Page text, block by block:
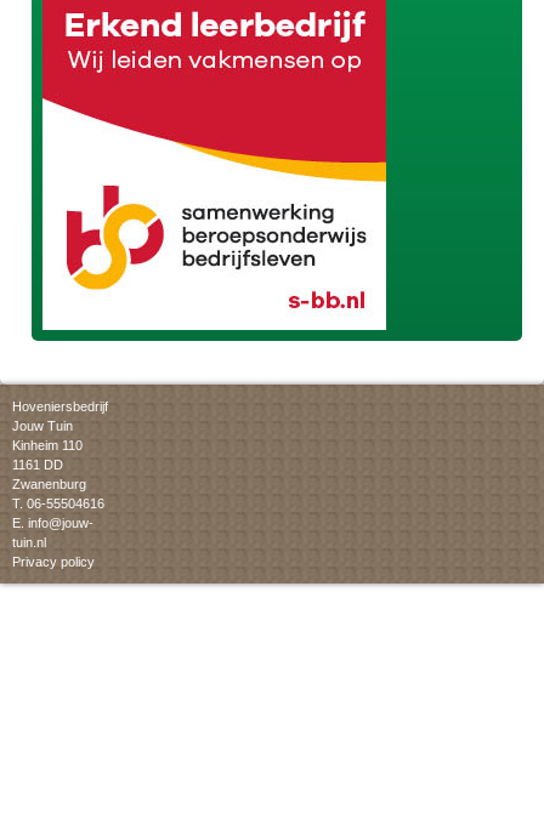
Hoveniersbedrijf
Jouw Tuin
Kinheim 110
1161 DD
Zwanenburg
T. 06-55504616
E. info@jouw-
tuin.nl
Privacy policy